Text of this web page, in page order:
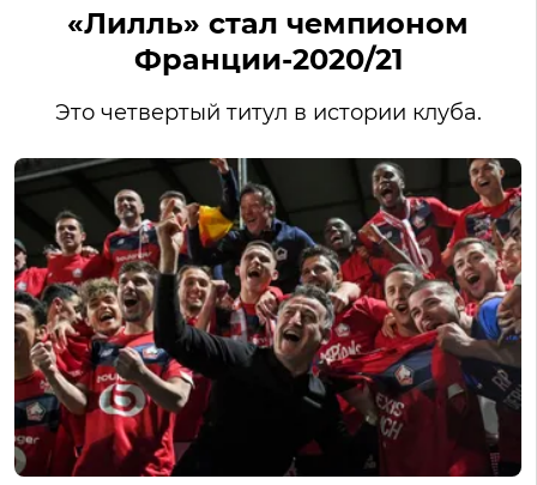
«Лилль» стал чемпионом
Франции-2020/21
Это четвертый титул в истории клуба.